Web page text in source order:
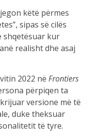
këtë përmes
sipas së cilës
shqetësuar kur
realisht dhe asaj
2022 në Frontiers
përpiqen ta
versione më të
duke theksuar
të tyre.